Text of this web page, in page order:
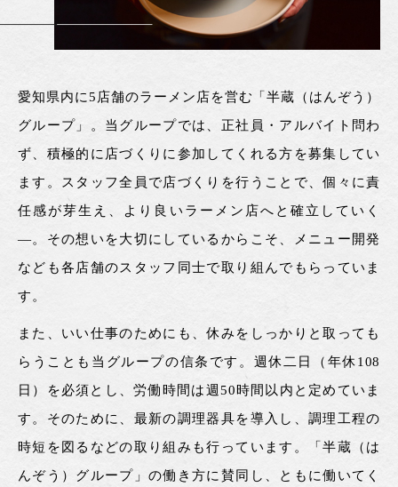
愛知県内に5店舗のラーメン店を営む「半蔵（はんぞう）
グループ」。当グループでは、正社員・アルバイト問わ
ず、積極的に店づくりに参加してくれる方を募集してい
ます。スタッフ全員で店づくりを行うことで、個々に責
任感が芽生え、より良いラーメン店へと確立していく
―。その想いを大切にしているからこそ、メニュー開発
なども各店舗のスタッフ同士で取り組んでもらっていま
す。
また、いい仕事のためにも、休みをしっかりと取っても
らうことも当グループの信条です。週休二日（年休108
日）を必須とし、労働時間は週50時間以内と定めていま
す。そのために、最新の調理器具を導入し、調理工程の
時短を図るなどの取り組みも行っています。「半蔵（は
んぞう）グループ」の働き方に賛同し、ともに働いてく